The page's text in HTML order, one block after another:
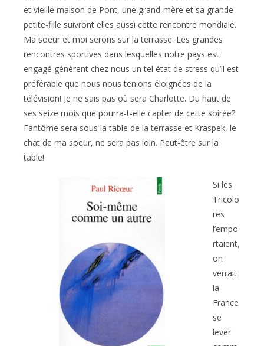
et vieille maison de Pont, une grand-mère et sa grande
petite-fille suivront elles aussi cette rencontre mondiale.
Ma soeur et moi serons sur la terrasse. Les grandes
rencontres sportives dans lesquelles notre pays est
engagé génèrent chez nous un tel état de stress qu’il est
préférable que nous nous tenions éloignées de la
télévision! Je ne sais pas où sera Charlotte. Du haut de
ses seize mois que pourra-t-elle capter de cette soirée?
Fantôme sera sous la table de la terrasse et Kraspek, le
chat de ma soeur, ne sera pas loin. Peut-être sur la
table!
Si les
Tricolo
res
l’empo
rtaient,
on
verrait
la
France
se
lever